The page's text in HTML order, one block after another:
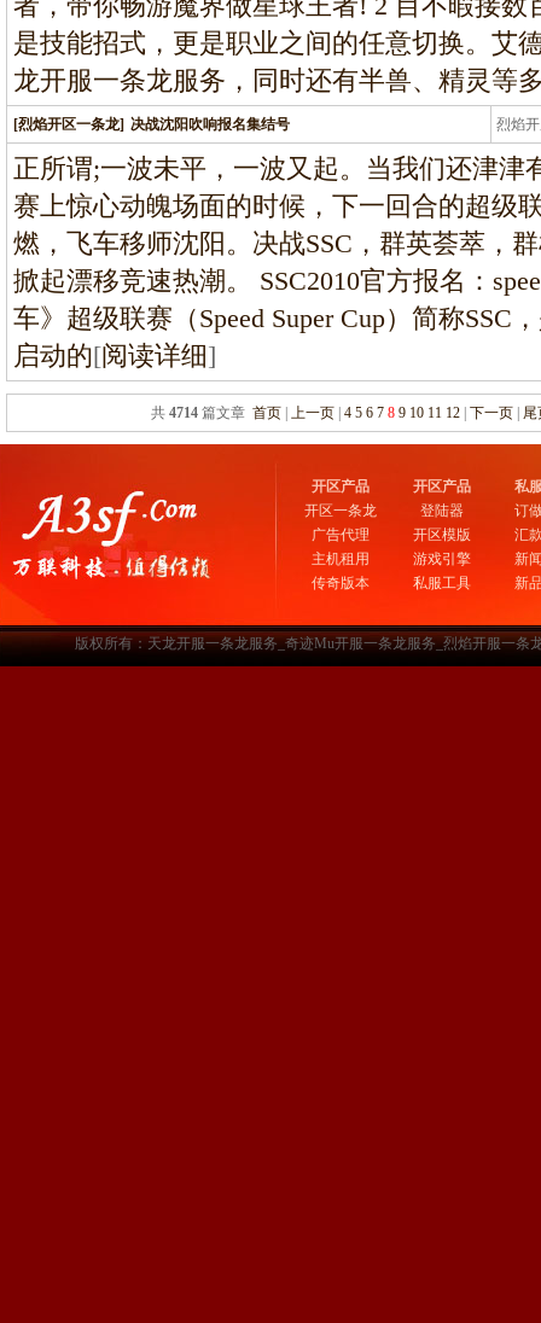
是技能招式，更是职业之间的任意切换。艾
龙开服一条龙服务，同时还有半兽、精灵等
[烈焰开区一条龙] 决战沈阳吹响报名集结号 烈焰
龙
正所谓;一波未平，一波又起。当我们还津津
赛上惊心动魄场面的时候，下一回合的超级
燃，飞车移师沈阳。决战SSC，群英荟萃，
掀起漂移竞速热潮。 SSC2010官方报名：
车》超级联赛（Speed Super Cup）简称SSC
启动的[阅读详细]
共 4714篇文章 首页| 上一页| 4 5 6 7 8 9 10 11 12| 下一页|
开区产品
开区一条龙
广告代理
主机租用
传奇版本
开区产品
登陆器
开区模版
游戏引擎
私服工具
私
订
汇
新
新
版权所有：天龙开服一条龙服务_奇迹Mu开服一条龙服务_烈焰开服一条